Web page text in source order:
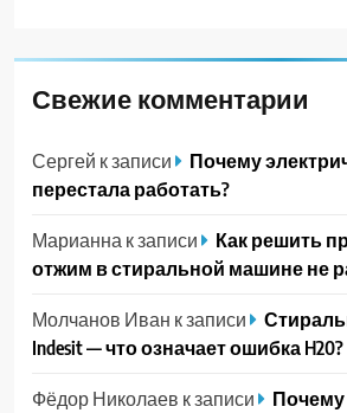
Свежие комментарии
Сергей к записи
Почему
перестала работать?
Марианнак записи
Как решить
отжим в стиральной машине не
Молчанов Иван к записи
Indesit — что означает ошибка H20?
Фёдор Николаев к записи
Почему